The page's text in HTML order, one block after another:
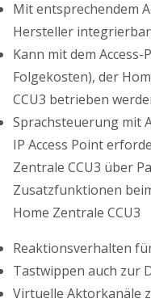
Mit entsprechendem
Hersteller
Kann mit dem
Folgekosten), der
CCU3 betrieben
Sprachsteuerung mit
IP Access Point
Zentrale CCU3 über
Zusatzfunktionen
Home Zentrale CCU3
Reaktionsverhalten
Tastwippen auch zur
Virtuelle Aktorkanäle